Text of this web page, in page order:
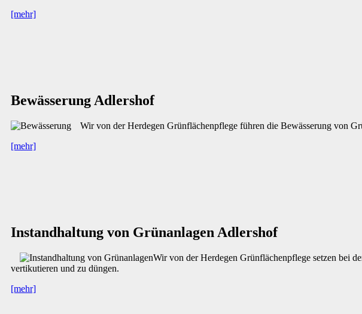
[mehr]
Bewässerung Adlershof
Wir von der Herdegen Grünflächenpflege führen die Bewässerung von
[mehr]
Instandhaltung von Grünanlagen Adlershof
Wir von der Herdegen Grünflächenpflege setzen bei
vertikutieren und zu düngen.
[mehr]